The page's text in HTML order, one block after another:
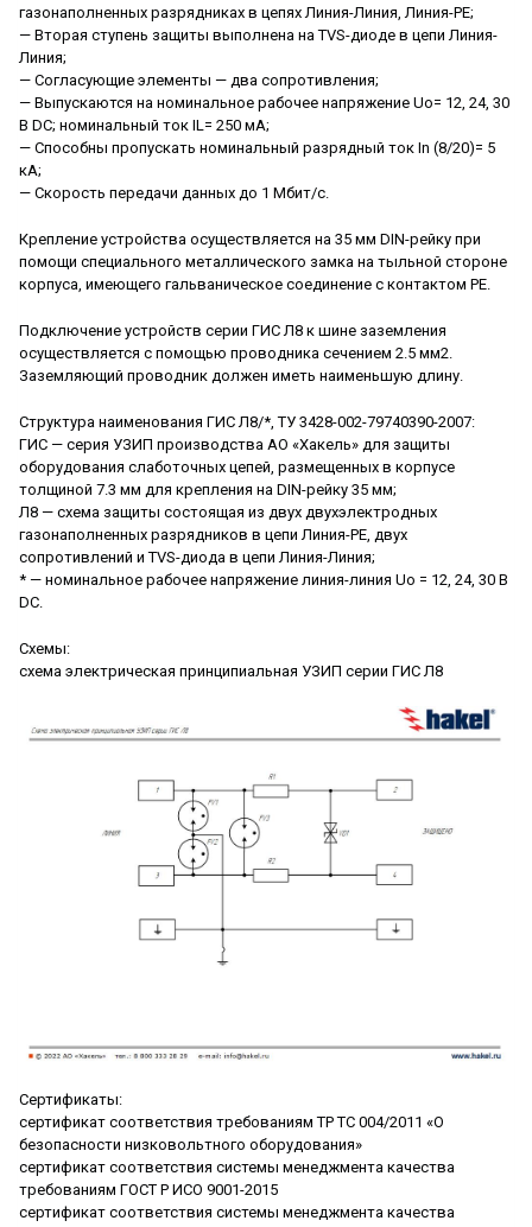
газонаполненных разрядниках в цепях Линия-Линия, Линия-РЕ;
— Вторая ступень защиты выполнена на TVS-диоде в цепи Линия-
Линия;
— Согласующие элементы — два сопротивления;
— Выпускаются на номинальное рабочее напряжение Uo= 12, 24, 30
B DC; номинальный ток IL= 250 мА;
— Способны пропускать номинальный разрядный ток In (8/20)= 5
кА;
— Скорость передачи данных до 1 Мбит/с.
Крепление устройства осуществляется на 35 мм DIN-рейку при
помощи специального металлического замка на тыльной стороне
корпуса, имеющего гальваническое соединение с контактом РЕ.
Подключение устройств серии ГИС Л8 к шине заземления
осуществляется с помощью проводника сечением 2.5 мм2.
Заземляющий проводник должен иметь наименьшую длину.
Структура наименования ГИС Л8/*, ТУ 3428-002-79740390-2007:
ГИС — серия УЗИП производства АО «Хакель» для защиты
оборудования слаботочных цепей, размещенных в корпусе
толщиной 7.3 мм для крепления на DIN-рейку 35 мм;
Л8 — схема защиты состоящая из двух двухэлектродных
газонаполненных разрядников в цепи Линия-РЕ, двух
сопротивлений и TVS-диода в цепи Линия-Линия;
* — номинальное рабочее напряжение линия-линия Uo = 12, 24, 30 В
DC.
Схемы:
схема электрическая принципиальная УЗИП серии ГИС Л8
Сертификаты:
сертификат соответствия требованиям ТР ТС 004/2011 «О
безопасности низковольтного оборудования»
сертификат соответствия системы менеджмента качества
требованиям ГОСТ Р ИСО 9001-2015
сертификат соответствия системы менеджмента качества